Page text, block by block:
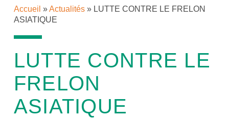
Accueil »Actualités» LUTTE CONTRE LE FRELON
ASIATIQUE
LUTTE CONTRE LE
FRELON
ASIATIQUE